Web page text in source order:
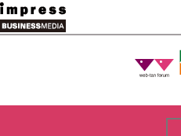
メ
イ